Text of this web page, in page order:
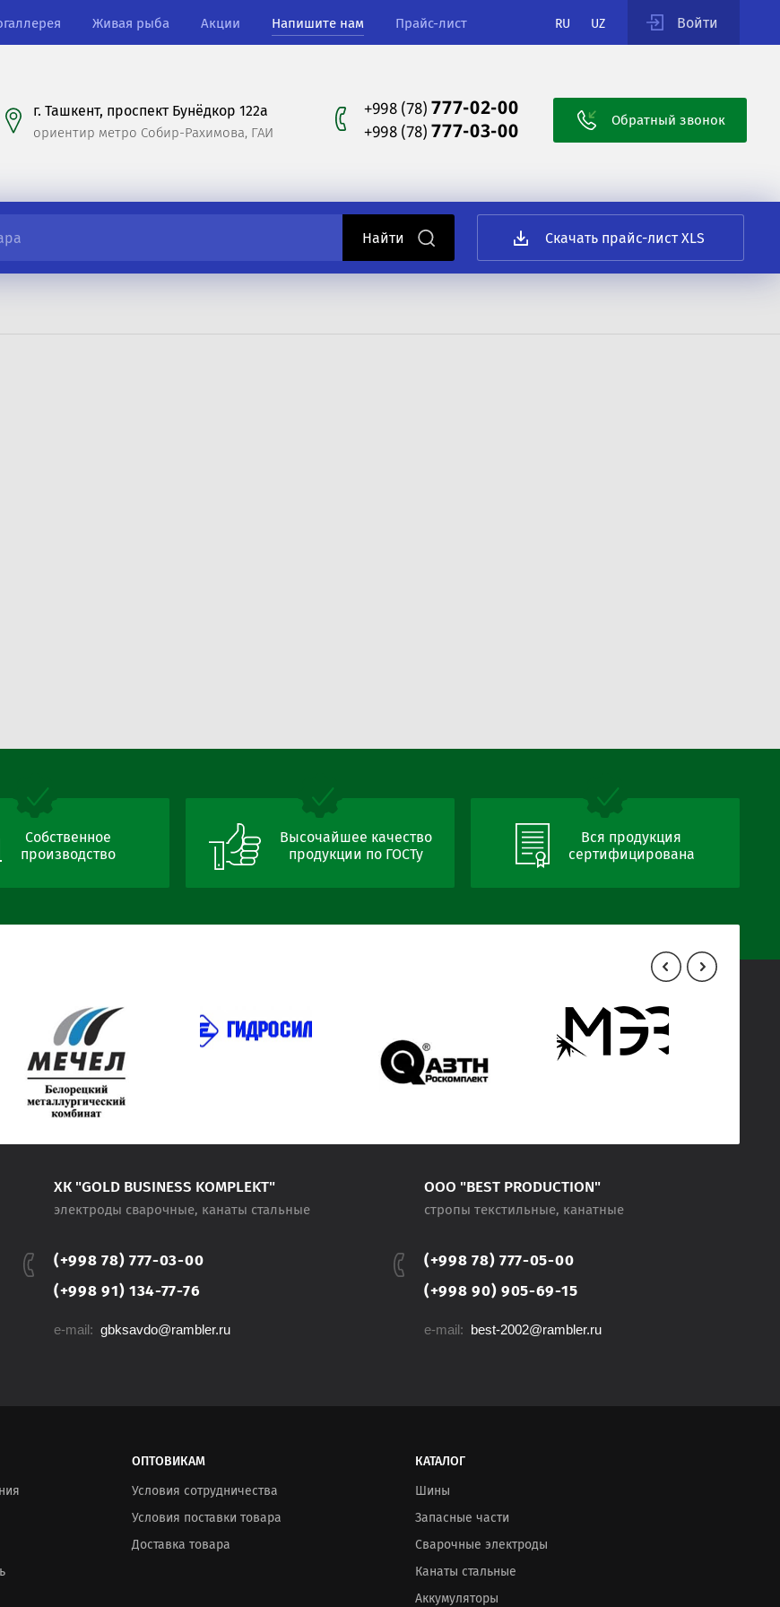
Живая рыба Акции Напишите нам Прайс-лист RU UZ Войти
г. Ташкент, проспект Бунёдкор 122а
ориентир метро Собир-Рахимова, ГАИ
+998 (78)777-02-00
+998 (78)777-03-00 Обратный звонок
Скачать прайс-лист XLS
Собственное
производство
Высочайшее качество
продукции по ГОСТу
Вся продукция
сертифицирована
ХК "GOLD BUSINESS KOMPLEKT"
электроды сварочные, канаты стальные
(+998 78) 777-03-00
(+998 91) 134-77-76
e-mail: gbksavdo@rambler.ru
ООО "BEST PRODUCTION"
стропы текстильные, канатные
(+998 78) 777-05-00
(+998 90) 905-69-15
e-mail: best-2002@rambler.ru
ОПТОВИКАМ
Условия сотрудничества
Условия поставки товара
Доставка товара
КАТАЛОГ
Шины
Запасные части
Сварочные электроды
Канаты стальные
Аккумуляторы